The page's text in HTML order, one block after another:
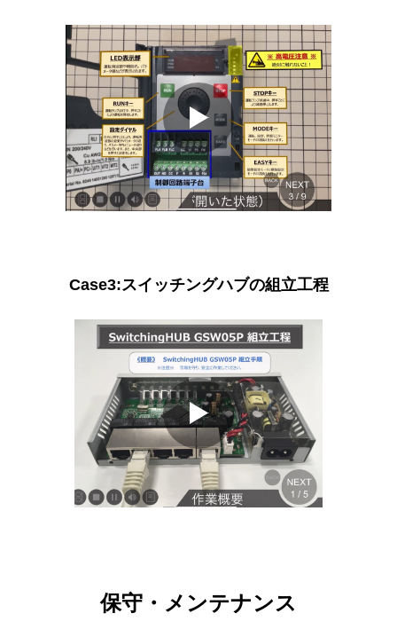
Case3:スイッチングハブの組立工程
保守・メンテナンス